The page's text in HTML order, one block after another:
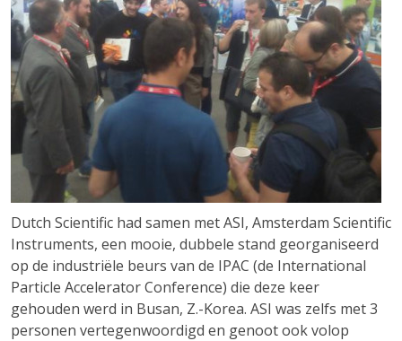
Dutch Scientific had samen met ASI, Amsterdam Scientific
Instruments, een mooie, dubbele stand georganiseerd
op de industriële beurs van de IPAC (de International
Particle Accelerator Conference) die deze keer
gehouden werd in Busan, Z.-Korea. ASI was zelfs met 3
personen vertegenwoordigd en genoot ook volop